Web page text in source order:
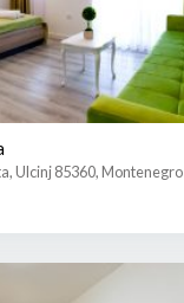
Ulcinj 85360, Montenegro